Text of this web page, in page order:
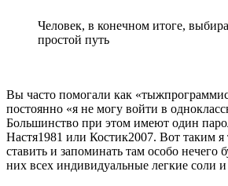
Человек, в конечном итоге,
простой путь
Вы часто помогали как
постоянно «я не могу войти в
Большинство при этом имеют один
Настя1981 или Костик2007. Вот таким я
ставить и запоминать там особо нечего
них всех индивидуальные легкие соли